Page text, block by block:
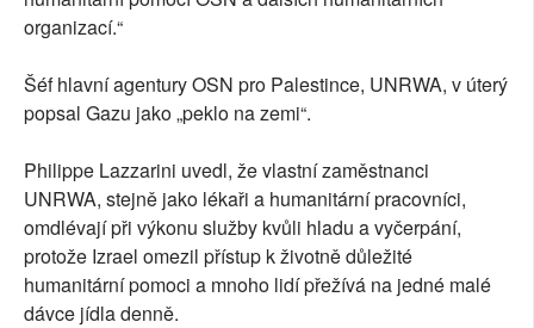
organizací.“
Šéf hlavní agentury OSN pro Palestince, UNRWA, v úterý
popsal Gazu jako „peklo na zemi“.
Philippe Lazzarini uvedl, že vlastní zaměstnanci
UNRWA, stejně jako lékaři a humanitární pracovníci,
omdlévají při výkonu služby kvůli hladu a vyčerpání,
protože Izrael omezil přístup k životně důležité
humanitární pomoci a mnoho lidí přežívá na jedné malé
dávce jídla denně.